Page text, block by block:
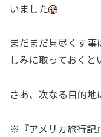
いました
まだまだ見尽くす
しみに取っておく
さあ、次なる目的
※『アメリカ旅行記